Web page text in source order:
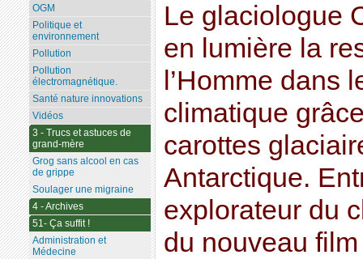
Le glaciologue
en lumière la
l’Homme dans
climatique
carottes
Antarctique.
explorateur du
du nouveau
OGM
Politique et
environnement
Pollution
Pollution
électromagnétique.
Santé nature innovations
Vidéos
3 - Trucs et astuces de
grand-mère
Grog sans alcool en cas
de grippe
Soulager une migraine
4 - Archives
51- Ça suffit !
Administration et
Médecine